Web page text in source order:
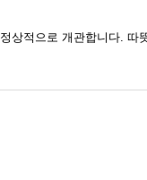
상적으로 개관합니다. 따